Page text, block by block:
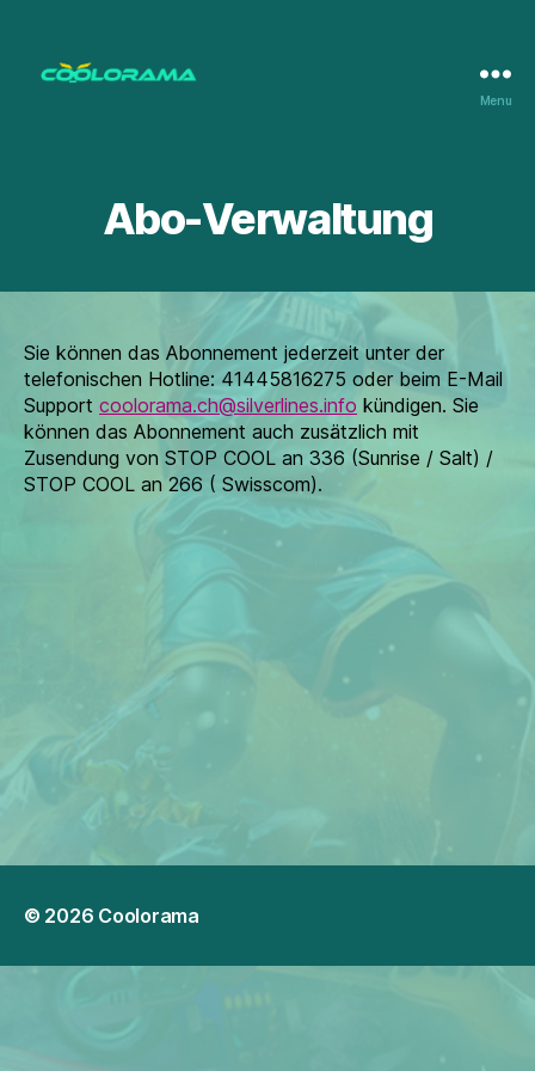
Menu
Abo-Verwaltung
Sie können das Abonnement jederzeit unter der
telefonischen Hotline: 41445816275 oder beim E-Mail
Support coolorama.ch@silverlines.info kündigen. Sie
können das Abonnement auch zusätzlich mit
Zusendung von STOP COOL an 336 (Sunrise / Salt) /
STOP COOL an 266 ( Swisscom).
© 2026 Coolorama